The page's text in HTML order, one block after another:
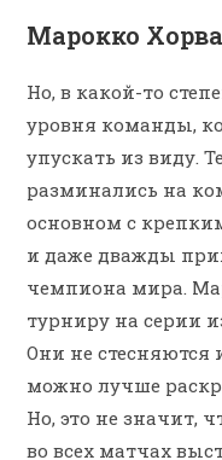
Марокко
Но, в какой-то
уровня команды,
упускать из виду.
разминались на
основном с
и даже дважды
чемпиона мира.
турниру на серии
Они не стесняются
можно лучше
Но, это не значит,
во всех матчах